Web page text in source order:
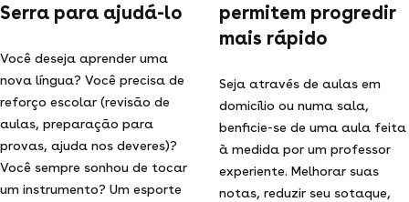
Serra para ajudá-lo
Você deseja aprender uma
nova língua? Você precisa de
reforço escolar (revisão de
aulas, preparação para
provas, ajuda nos deveres)?
Você sempre sonhou de tocar
um instrumento? Um esporte
permitem progredir
mais rápido
Seja através de aulas em
domicílio ou numa sala,
benficie-se de uma aula feita
à medida por um professor
experiente. Melhorar suas
notas, reduzir seu sotaque,